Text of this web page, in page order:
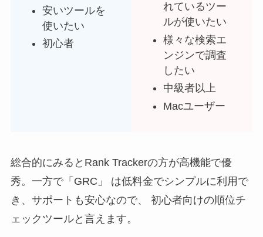
安いツールを
使いたい
初心者
れているツー
ルが使いたい
様々な検索エ
ンジンで調査
したい
中級者以上
Macユーザー
総合的にみるとRank Trackerの方が高機能で優
秀。一方で「GRC」 は低料金でシンプルに利用で
き、サポートも安心なので、 初心者向けの順位チ
ェックツールと言えます。